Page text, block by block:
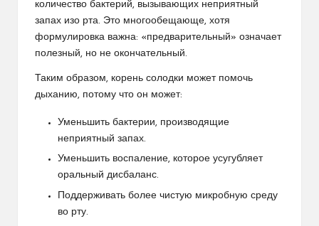
количество бактерий, вызывающих неприятный
запах изо рта. Это многообещающе, хотя
формулировка важна: «предварительный» означает
полезный, но не окончательный.
Таким образом, корень солодки может помочь
дыханию, потому что он может:
Уменьшить бактерии, производящие
неприятный запах.
Уменьшить воспаление, которое усугубляет
оральный дисбаланс.
Поддерживать более чистую микробную среду
во рту.